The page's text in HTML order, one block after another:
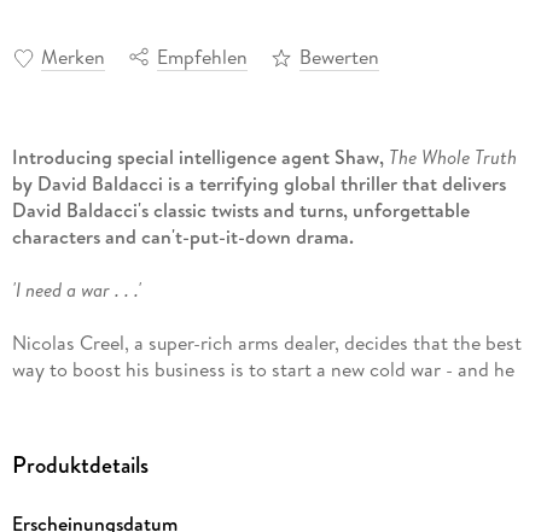
Merken Empfehlen Bewerten
Introducing special intelligence agent Shaw, The Whole Truth
by David Baldacci is a terrifying global thriller that delivers
David Baldacci's classic twists and turns, unforgettable
characters and can't-put-it-down drama.
'I need a war . . .'
Nicolas Creel, a super-rich arms dealer, decides that the best
way to boost his business is to start a new cold war - and he
against each other, the lives of three very different people
Produktdetails
Erscheinungsdatum